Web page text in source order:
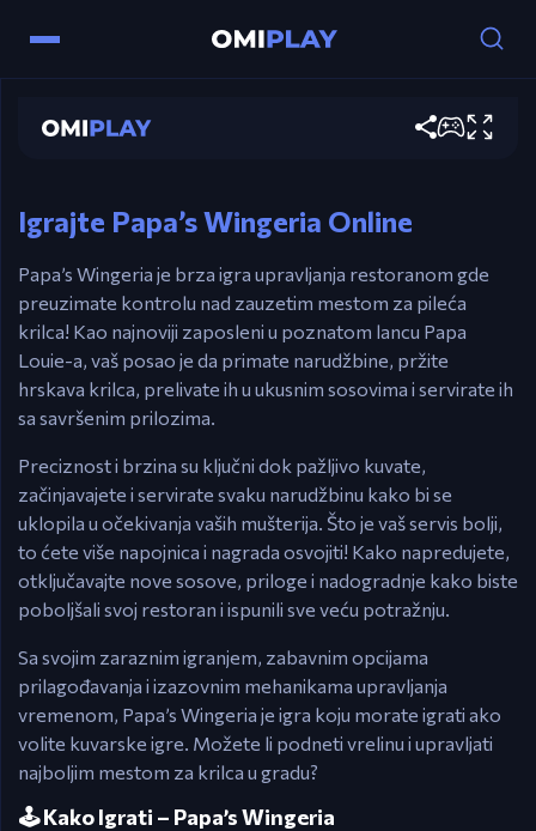
Papa's Wingeria
Miš – Pržite krilca, prelijte sosove i pripremite
Igrajte Papa’s Wingeria Online
Papa’s Wingeria je brza igra upravljanja restoranom gde
preuzimate kontrolu nad zauzetim mestom za pileća
krilca! Kao najnoviji zaposleni u poznatom lancu Papa
Louie-a, vaš posao je da primate narudžbine, pržite
hrskava krilca, prelivate ih u ukusnim sosovima i servirate ih
sa savršenim prilozima.
Preciznost i brzina su ključni dok pažljivo kuvate,
začinjavajete i servirate svaku narudžbinu kako bi se
uklopila u očekivanja vaših mušterija. Što je vaš servis bolji,
to ćete više napojnica i nagrada osvojiti! Kako napredujete,
otključavajte nove sosove, priloge i nadogradnje kako biste
poboljšali svoj restoran i ispunili sve veću potražnju.
Sa svojim zaraznim igranjem, zabavnim opcijama
prilagođavanja i izazovnim mehanikama upravljanja
vremenom, Papa’s Wingeria je igra koju morate igrati ako
volite kuvarske igre. Možete li podneti vrelinu i upravljati
najboljim mestom za krilca u gradu?
🕹️ Kako Igrati – Papa’s Wingeria